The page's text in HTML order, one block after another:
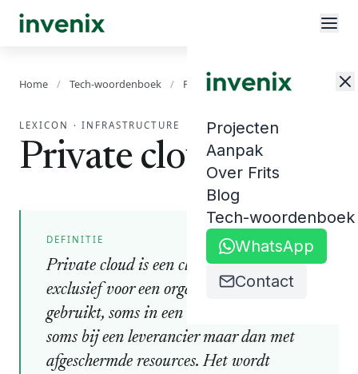
Projecten
Aanpak
Over Frits
Blog
Tech-woordenboek
WhatsApp
Contact
Home / Tech-woordenboek / Private cloud
LEXICON · INFRASTRUCTURE
Private cloud
DEFINITIE
Private cloud is een cloud-omgeving die
exclusief voor een organisatie wordt
gebruikt, soms in een eigen datacenter,
soms bij een leverancier maar dan met
afgeschermde resources. Het wordt